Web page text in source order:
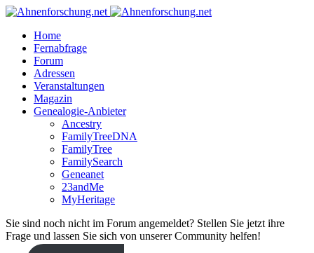
Home
Fernabfrage
Forum
Adressen
Veranstaltungen
Magazin
Genealogie-Anbieter
Ancestry
FamilyTreeDNA
FamilyTree
FamilySearch
Geneanet
23andMe
MyHeritage
Sie sind noch nicht im Forum angemeldet? Stellen Sie jetzt ihre
Frage und lassen Sie sich von unserer Community helfen!